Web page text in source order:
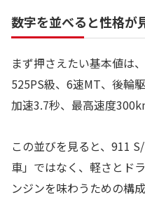
数字を並べると性格が
まず押さえたい基本値は
525PS級、6速MT、後輪
加速3.7秒、最高速度
この並びを見ると、911
車」ではなく、軽さとド
ンジンを味わうための構